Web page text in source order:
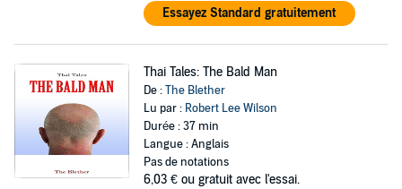
Essayez Standard gratuitement
Thai Tales: The Bald Man
De :The Blether
Lu par : Robert Lee Wilson
Durée : 37 min
Langue : Anglais
Pas de notations
6,03 € ou gratuit avec l'essai.